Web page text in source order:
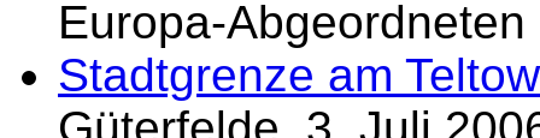
Europa-Abgeordneten
Stadtgrenze am
Güterfelde, 3. Juli